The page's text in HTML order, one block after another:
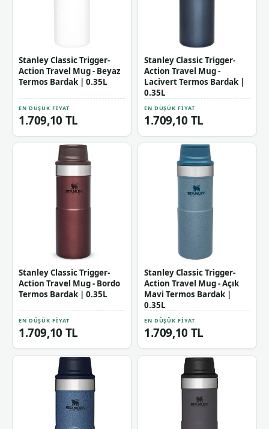
Stanley Classic Trigger-
Action Travel Mug - Beyaz
Termos Bardak | 0.35L
EN DÜŞÜK FIYAT
1.709,10 TL
Stanley Classic Trigger-
Action Travel Mug -
Lacivert Termos Bardak |
0.35L
EN DÜŞÜK FIYAT
1.709,10 TL
Stanley Classic Trigger-
Action Travel Mug - Bordo
Termos Bardak | 0.35L
EN DÜŞÜK FIYAT
1.709,10 TL
Stanley Classic Trigger-
Action Travel Mug - Açık
Mavi Termos Bardak |
0.35L
EN DÜŞÜK FIYAT
1.709,10 TL